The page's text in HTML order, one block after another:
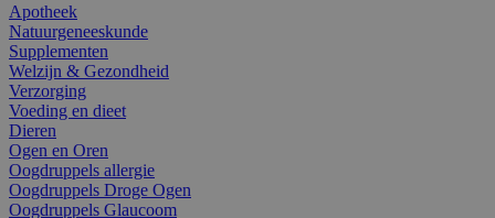
Apotheek
Natuurgeneeskunde
Supplementen
Welzijn & Gezondheid
Verzorging
Voeding en dieet
Dieren
Ogen en Oren
Oogdruppels allergie
Oogdruppels Droge Ogen
Oogdruppels Glaucoom